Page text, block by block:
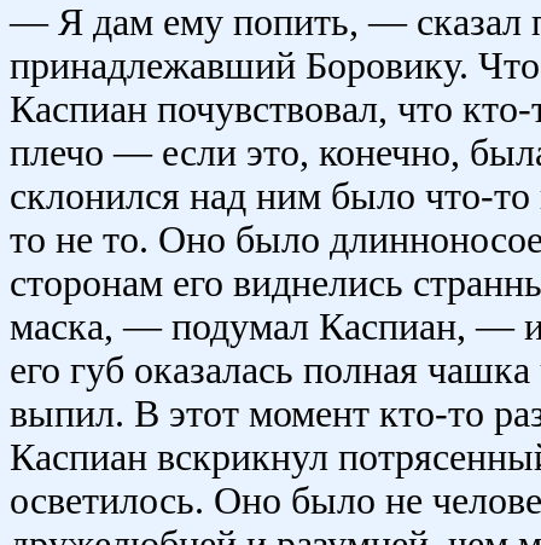
— Я дам ему попить, — сказал
принадлежавший Боровику.
Каспиан почувствовал, что
плечо — если это, конечно,
склонился над ним было что-
то не то. Оно было
сторонам его виднелись
маска, — подумал Каспиан, —
его губ оказалась полная
выпил. В этот момент кто-то
Каспиан вскрикнул
осветилось. Оно было не